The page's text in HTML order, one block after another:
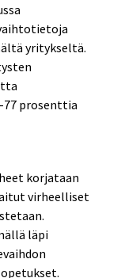
yritykseltä.
prosenttia
korjataan
virheelliset
läpi